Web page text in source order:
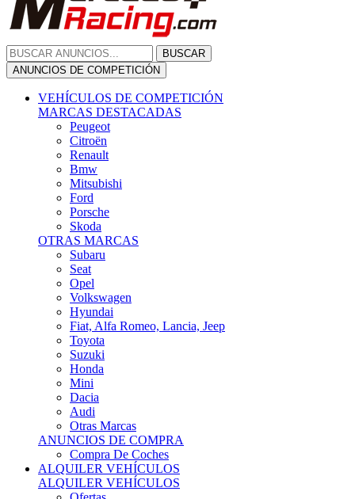
BUSCAR
ANUNCIOS DE COMPETICIÓN
VEHÍCULOS DE COMPETICIÓN
MARCAS DESTACADAS
Peugeot
Citroën
Renault
Bmw
Mitsubishi
Ford
Porsche
Skoda
OTRAS MARCAS
Subaru
Seat
Opel
Volkswagen
Hyundai
Fiat, Alfa Romeo, Lancia, Jeep
Toyota
Suzuki
Honda
Mini
Dacia
Audi
Otras Marcas
ANUNCIOS DE COMPRA
Compra De Coches
ALQUILER VEHÍCULOS
ALQUILER VEHÍCULOS